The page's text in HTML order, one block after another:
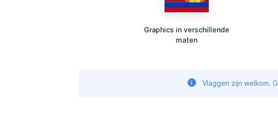
Graphics in verschillende
maten
Vlaggen zijn welkom.